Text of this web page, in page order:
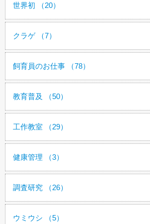
世界初 （20）
クラゲ （7）
飼育員のお仕事 （78）
教育普及 （50）
工作教室 （29）
健康管理 （3）
調査研究 （26）
ウミウシ （5）